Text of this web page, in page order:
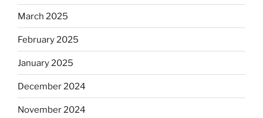
March 2025
February 2025
January 2025
December 2024
November 2024